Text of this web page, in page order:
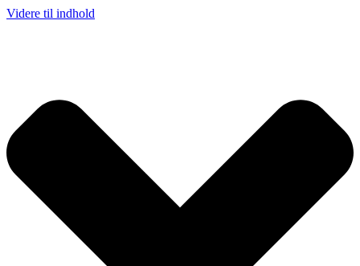
Videre til indhold